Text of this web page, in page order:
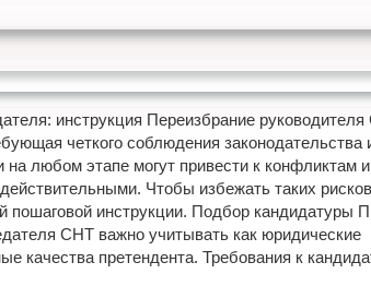
инструкция Переизбрание
четкого соблюдения законодательства
любом этапе могут привести к конфликтам и
Чтобы избежать таких
пошаговой инструкции. Подбор кандидатуры
СНТ важно учитывать как юридические
качества претендента. Требования к